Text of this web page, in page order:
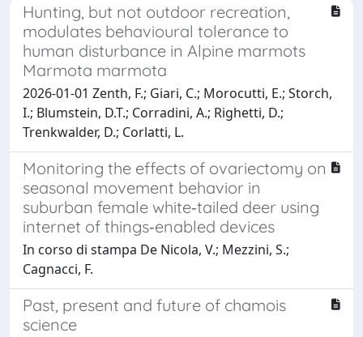
Hunting, but not outdoor recreation,
modulates behavioural tolerance to
human disturbance in Alpine marmots
Marmota marmota
2026-01-01 Zenth, F.; Giari, C.; Morocutti, E.; Storch,
I.; Blumstein, D.T.; Corradini, A.; Righetti, D.;
Trenkwalder, D.; Corlatti, L.
Monitoring the effects of ovariectomy on
seasonal movement behavior in
suburban female white‐tailed deer using
internet of things‐enabled devices
In corso di stampa De Nicola, V.; Mezzini, S.;
Cagnacci, F.
Past, present and future of chamois
science